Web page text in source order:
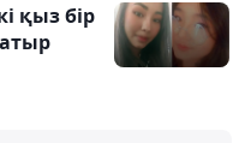
қыз бір